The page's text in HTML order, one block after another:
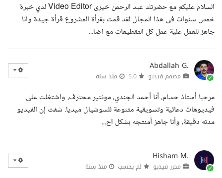
السلام عليكم مع حضرتك عبد الرحمن خيرى Video Editor لدي خبرة
خمس سنوات فى هذا المجال لقد قمت بقرأة المشروع قرأة جيدة وانا
جاهز للعمل علية عمل كل التقطيعات مع اضا...
Abdallah G.
مصمم فيديو منذ سنة
مرحبا أستاذ حسام، أنا أحمد الجندي، مونتير محترف، واشتغلت على
فيديوهات دعائية وتسويقية متنوعة للسوشيال ميديا. شفت إن الفيديو
مدته دقيقة، وأنا جاهز أمنتجه بشكل اح...
Hisham M.
محرر فيديو لم يحسب منذ سنة